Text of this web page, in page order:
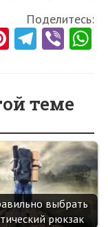
Поделитесь:
Pi
es
t
Te
a
m
Vi
теме
выбрать
рюкзак